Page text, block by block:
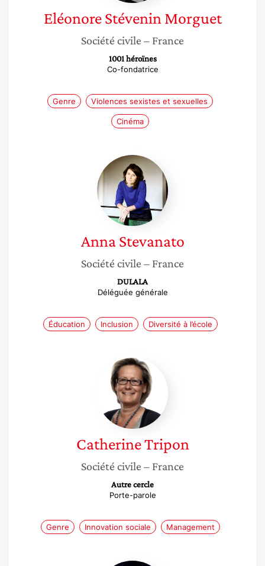
Eléonore Stévenin Morguet
Société civile – France
1001 héroïnes
Co-fondatrice
Genre Violences sexistes et sexuelles
Cinéma
Anna
Stevanato
Anna Stevanato
Société civile – France
DULALA
Déléguée générale
Éducation Inclusion Diversité à l’école
Catherine
Tripon
CatherineTripon
Société civile – France
Autre cercle
Porte-parole
Genre Innovation sociale Management